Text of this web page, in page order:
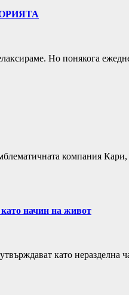
Но понякога
компания
начин на живот
като неразделна